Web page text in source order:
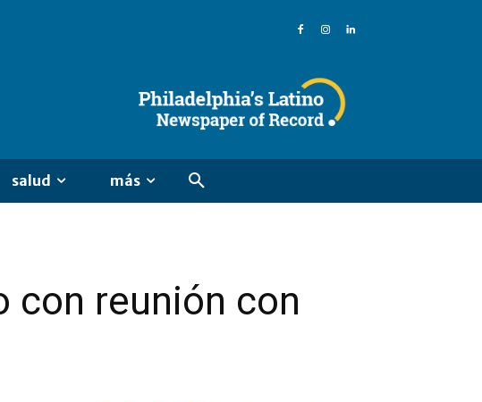
salud más
con reunión con